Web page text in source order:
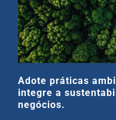
Adote práticas
integre a
negócios.